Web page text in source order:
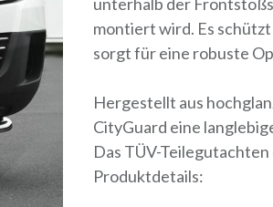
montiert wird. Es
sorgt für eine robuste
Hergestellt aus
CityGuard eine
Das TÜV-
Produktdetails: